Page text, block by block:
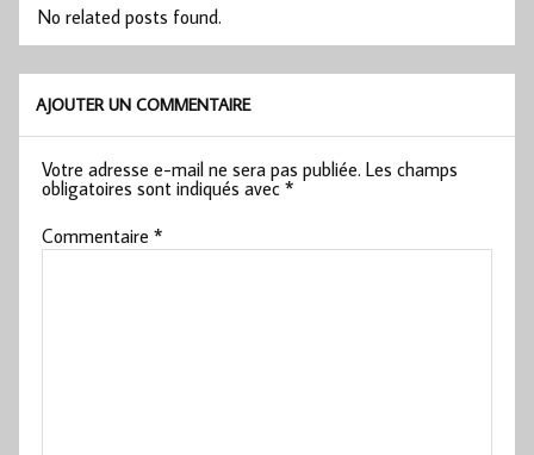
No related posts found.
AJOUTER UN COMMENTAIRE
Votre adresse e-mail ne sera pas publiée. Les champs
obligatoires sont indiqués avec*
Commentaire*